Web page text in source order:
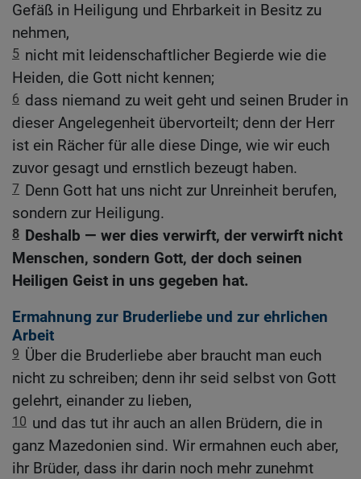
Gefäß in Heiligung und Ehrbarkeit in Besitz zu
nehmen,
5 nicht mit leidenschaftlicher Begierde wie die
Heiden, die Gott nicht kennen;
6 dass niemand zu weit geht und seinen Bruder in
dieser Angelegenheit übervorteilt; denn der Herr
ist ein Rächer für alle diese Dinge, wie wir euch
zuvor gesagt und ernstlich bezeugt haben.
7 Denn Gott hat uns nicht zur Unreinheit berufen,
sondern zur Heiligung.
8 Deshalb — wer dies verwirft, der verwirft nicht
Menschen, sondern Gott, der doch seinen
Heiligen Geist in uns gegeben hat.
Ermahnung zur Bruderliebe und zur ehrlichen
Arbeit
9 Über die Bruderliebe aber braucht man euch
nicht zu schreiben; denn ihr seid selbst von Gott
gelehrt, einander zu lieben,
10 und das tut ihr auch an allen Brüdern, die in
ganz Mazedonien sind. Wir ermahnen euch aber,
ihr Brüder, dass ihr darin noch mehr zunehmt